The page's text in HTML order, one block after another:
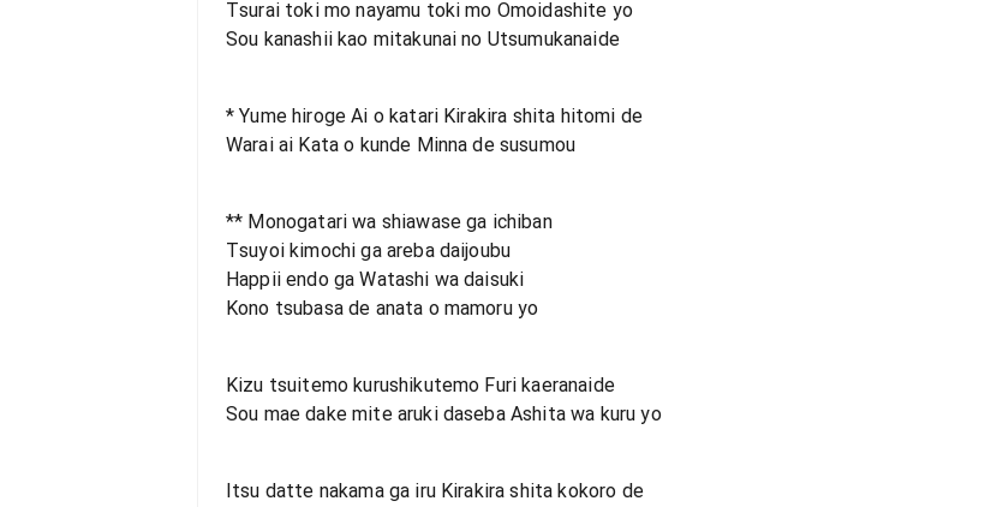
Tsurai toki mo nayamu toki mo Omoidashite yo
Sou kanashii kao mitakunai no Utsumukanaide
* Yume hiroge Ai o katari Kirakira shita hitomi de
Warai ai Kata o kunde Minna de susumou
** Monogatari wa shiawase ga ichiban
Tsuyoi kimochi ga areba daijoubu
Happii endo ga Watashi wa daisuki
Kono tsubasa de anata o mamoru yo
Kizu tsuitemo kurushikutemo Furi kaeranaide
Sou mae dake mite aruki daseba Ashita wa kuru yo
Itsu datte nakama ga iru Kirakira shita kokoro de